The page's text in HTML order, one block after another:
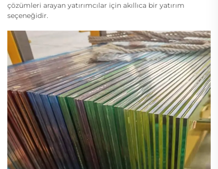
çözümleri arayan yatırımcılar için akıllıca bir yatırım
seçeneğidir.